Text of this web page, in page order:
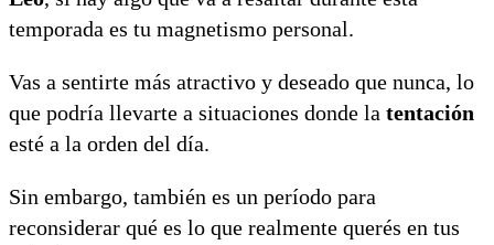
temporada es tu magnetismo personal.
Vas a sentirte más atractivo y deseado que nunca, lo
que podría llevarte a situaciones donde la tentación
esté a la orden del día.
Sin embargo, también es un período para
reconsiderar qué es lo que realmente querés en tus